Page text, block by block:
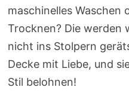
maschinelles Waschen
Trocknen? Die werden
nicht ins Stolpern
Decke mit Liebe, und
Stil belohnen!